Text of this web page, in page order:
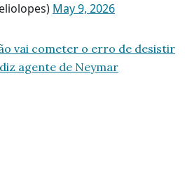
May 9, 2026
vai cometer o erro de desistir
agente de Neymar